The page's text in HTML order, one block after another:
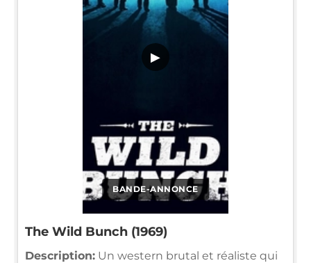
BANDE-ANNONCE
▶
The Wild Bunch (1969)
Description: Un western brutal et réaliste qui